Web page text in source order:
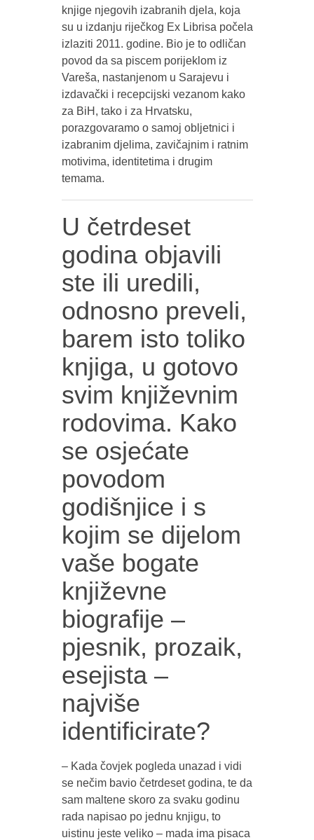
knjige njegovih izabranih djela, koja
su u izdanju riječkog Ex Librisa počela
izlaziti 2011. godine. Bio je to odličan
povod da sa piscem porijeklom iz
Vareša, nastanjenom u Sarajevu i
izdavački i recepcijski vezanom kako
za BiH, tako i za Hrvatsku,
porazgovaramo o samoj obljetnici i
izabranim djelima, zavičajnim i ratnim
motivima, identitetima i drugim
temama.
U četrdeset
godina objavili
ste ili uredili,
odnosno preveli,
barem isto toliko
knjiga, u gotovo
svim književnim
rodovima. Kako
se osjećate
povodom
godišnjice i s
kojim se dijelom
vaše bogate
književne
biografije –
pjesnik, prozaik,
esejista –
najviše
identificirate?
– Kada čovjek pogleda unazad i vidi
se nečim bavio četrdeset godina, te da
sam maltene skoro za svaku godinu
rada napisao po jednu knjigu, to
uistinu jeste veliko – mada ima pisaca